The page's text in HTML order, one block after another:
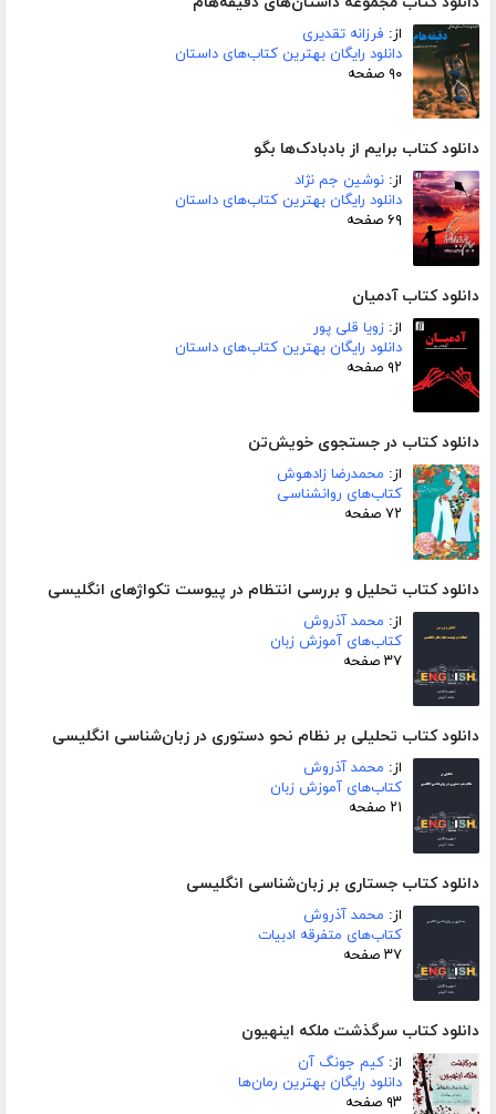
از: فرزانه تقدیری
دانلود رایگان بهترین کتاب‌های داستان
۹۰ صفحه
دانلود کتاب برایم از بادبادک‌ها بگو
از: نوشین جم نژاد
دانلود رایگان بهترین کتاب‌های داستان
۶۹ صفحه
دانلود کتاب آدمیان
از: زویا قلی پور
دانلود رایگان بهترین کتاب‌های داستان
۹۲ صفحه
دانلود کتاب در جستجوی خویش‌تن
از: محمدرضا زادهوش
کتاب‌های روانشناسی
۷۲ صفحه
دانلود کتاب تحلیل و بررسی انتظام در پیوست تکواژهای انگلیسی
از: محمد آذروش
کتاب‌های آموزش زبان
۳۷ صفحه
دانلود کتاب تحلیلی بر نظام نحو دستوری در زبان‌شناسی انگلیسی
از: محمد آذروش
کتاب‌های آموزش زبان
۲۱ صفحه
دانلود کتاب جستاری بر زبان‌شناسی انگلیسی
از: محمد آذروش
کتاب‌های متفرقه ادبیات
۳۷ صفحه
دانلود کتاب سرگذشت ملکه اینهیون
از: کیم جونگ آن
دانلود رایگان بهترین رمان‌ها
۹۳ صفحه